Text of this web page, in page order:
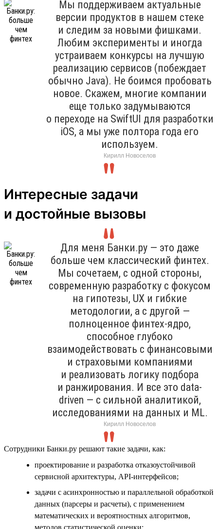
Мы поддерживаем актуальные
версии продуктов в нашем стеке
и следим за новыми фишками.
Любим эксперименты и иногда
устраиваем конкурсы на лучшую
реализацию сервисов (побеждает
обычно Java). Не боимся пробовать
новое. Скажем, многие компании
еще только задумываются
о переходе на SwiftUI для разработки
iOS, а мы уже полтора года его
используем.
Кирилл Новоселов
Интересные задачи
и достойные вызовы
Для меня Банки.ру — это даже
больше чем классический финтех.
Мы сочетаем, с одной стороны,
современную разработку с фокусом
на гипотезы, UX и гибкие
методологии, а с другой —
полноценное финтех-ядро,
способное глубоко
взаимодействовать с финансовыми
и страховыми компаниями
и реализовать логику подбора
и ранжирования. И все это data-
driven — с сильной аналитикой,
исследованиями на данных и ML.
Кирилл Новоселов
Сотрудники Банки.ру решают такие задачи, как:
проектирование и разработка отказоустойчивой
сервисной архитектуры, API-интерфейсов;
задачи с асинхронностью и параллельной обработкой
данных (парсеры и расчеты), с применением
математических и вероятностных алгоритмов,
методов статистической оценки;